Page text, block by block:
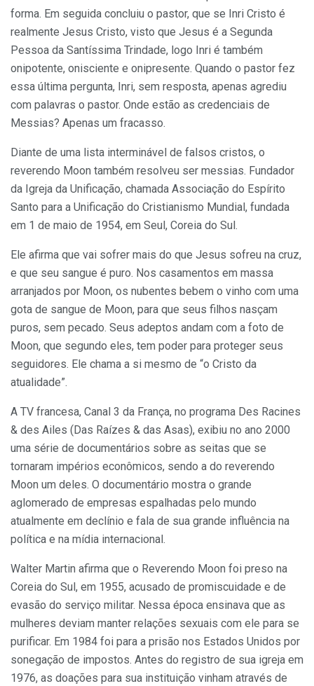
forma. Em seguida concluiu o pastor, que se Inri Cristo é
realmente Jesus Cristo, visto que Jesus é a Segunda
Pessoa da Santíssima Trindade, logo Inri é também
onipotente, onisciente e onipresente. Quando o pastor fez
essa última pergunta, Inri, sem resposta, apenas agrediu
com palavras o pastor. Onde estão as credenciais de
Messias? Apenas um fracasso.
Diante de uma lista interminável de falsos cristos, o
reverendo Moon também resolveu ser messias. Fundador
da Igreja da Unificação, chamada Associação do Espírito
Santo para a Unificação do Cristianismo Mundial, fundada
em 1 de maio de 1954, em Seul, Coreia do Sul.
Ele afirma que vai sofrer mais do que Jesus sofreu na cruz,
e que seu sangue é puro. Nos casamentos em massa
arranjados por Moon, os nubentes bebem o vinho com uma
gota de sangue de Moon, para que seus filhos nasçam
puros, sem pecado. Seus adeptos andam com a foto de
Moon, que segundo eles, tem poder para proteger seus
seguidores. Ele chama a si mesmo de “o Cristo da
atualidade”.
A TV francesa, Canal 3 da França, no programa Des Racines
& des Ailes (Das Raízes & das Asas), exibiu no ano 2000
uma série de documentários sobre as seitas que se
tornaram impérios econômicos, sendo a do reverendo
Moon um deles. O documentário mostra o grande
aglomerado de empresas espalhadas pelo mundo
atualmente em declínio e fala de sua grande influência na
política e na mídia internacional.
Walter Martin afirma que o Reverendo Moon foi preso na
Coreia do Sul, em 1955, acusado de promiscuidade e de
evasão do serviço militar. Nessa época ensinava que as
mulheres deviam manter relações sexuais com ele para se
purificar. Em 1984 foi para a prisão nos Estados Unidos por
sonegação de impostos. Antes do registro de sua igreja em
1976, as doações para sua instituição vinham através de